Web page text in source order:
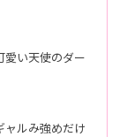
い天使のダー
ャルみ強めだけ